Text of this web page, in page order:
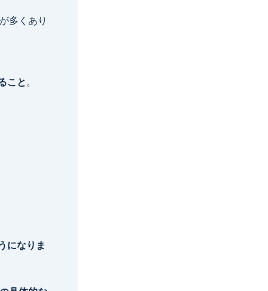
多くあり
こと。
になりま